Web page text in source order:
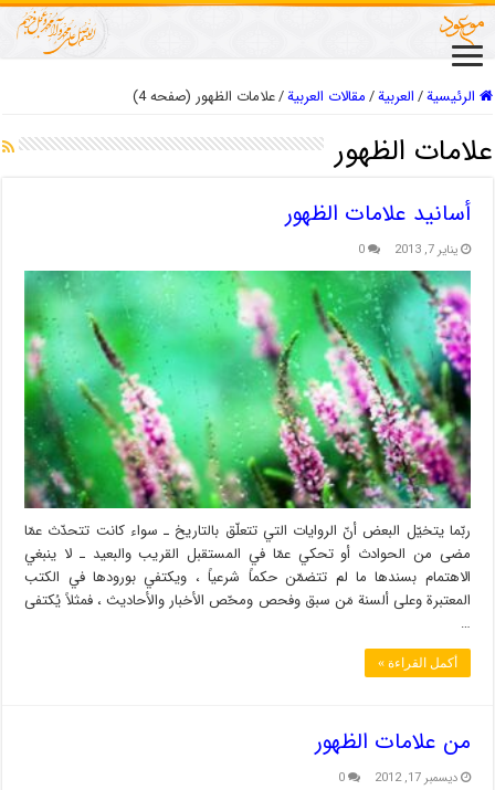
الرئيسية/العربیة/مقالات العربیة/علامات الظهور (صفحه 4)
علامات الظهور
أسانيد علامات الظهور
يناير 7, 2013 0
ربّما يتخيّل البعض أنّ الروايات التي تتعلّق بالتاريخ ـ سواء كانت تتحدّث عمّا
مضى من الحوادث أو تحكي عمّا في المستقبل القريب والبعيد ـ لا ينبغي
الاهتمام بسندها ما لم تتضمّن حكماً شرعياً ، ويكتفي بورودها في الكتب
المعتبرة وعلى ألسنة مَن سبق وفحص ومحّص الأخبار والأحاديث ، فمثلاً يُكتفى
…
أكمل القراءة »
من علامات الظهور
ديسمبر 17, 2012 0